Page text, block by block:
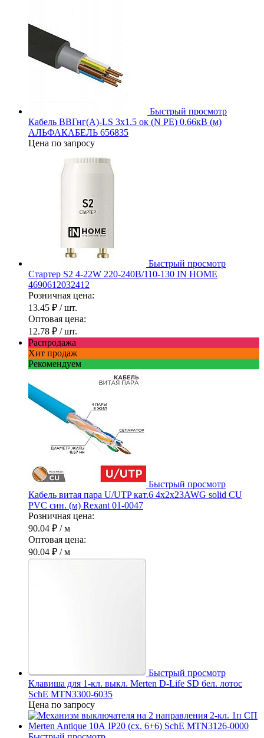
Быстрый просмотр
Кабель ВВГнг(А)-LS 3х1.5 ок (N PE) 0.66кВ (м)
АЛЬФАКАБЕЛЬ 656835
Цена по запросу
Быстрый просмотр
Стартер S2 4-22W 220-240В/110-130 IN HOME
4690612032412
Розничная цена:
13.45 ₽ / шт.
Оптовая цена:
12.78 ₽ / шт.
Распродажа
Хит продаж
Рекомендуем
Быстрый просмотр
Кабель витая пара U/UTP кат.6 4х2х23AWG solid CU
PVC син. (м) Rexant 01-0047
Розничная цена:
90.04 ₽ / м
Оптовая цена:
90.04 ₽ / м
Быстрый просмотр
Клавиша для 1-кл. выкл. Merten D-Life SD бел. лотос
SchE MTN3300-6035
Цена по запросу